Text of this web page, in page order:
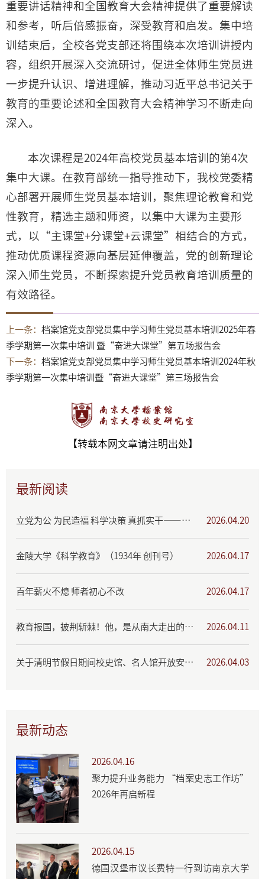
重要讲话精神和全国教育大会精神提供了重要解读
和参考，听后倍感振奋，深受教育和启发。集中培
训结束后，全校各党支部还将围绕本次培训讲授内
容，组织开展深入交流研讨，促进全体师生党员进
一步提升认识、增进理解，推动习近平总书记关于
教育的重要论述和全国教育大会精神学习不断走向
深入。
本次课程是2024年高校党员基本培训的第4次
集中大课。在教育部统一指导推动下，我校党委精
心部署开展师生党员基本培训，聚焦理论教育和党
性教育，精选主题和师资，以集中大课为主要形
式，以“主课堂+分课堂+云课堂”相结合的方式，
推动优质课程资源向基层延伸覆盖，党的创新理论
深入师生党员，不断探索提升党员教育培训质量的
有效路径。
上一条： 档案馆党支部党员集中学习师生党员基本培训2025年春
季学期第一次集中培训 暨“奋进大课堂”第五场报告会
下一条： 档案馆党支部党员集中学习师生党员基本培训2024年秋
季学期第一次集中培训暨“奋进大课堂”第三场报告会
【转载本网文章请注明出处】
最新阅读
立党为公 为民造福 科学决策 真抓实干——树立和践行正确政绩观学习教育专题展 2026.04.20
金陵大学《科学教育》（1934年 创刊号） 2026.04.17
百年薪火不熄 师者初心不改 2026.04.17
教育报国，披荆斩棘！他，是从南大走出的教育家与革命者 2026.04.11
关于清明节假日期间校史馆、名人馆开放安排的公告 2026.04.03
最新动态
2026.04.16
聚力提升业务能力 “档案史志工作坊”
2026年再启新程
2026.04.15
德国汉堡市议长费特一行到访南京大学